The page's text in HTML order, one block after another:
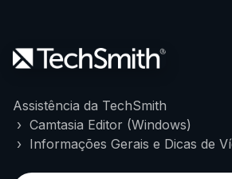
Assistência da TechSmith
Camtasia Editor (Windows)
Informações Gerais e Dicas de